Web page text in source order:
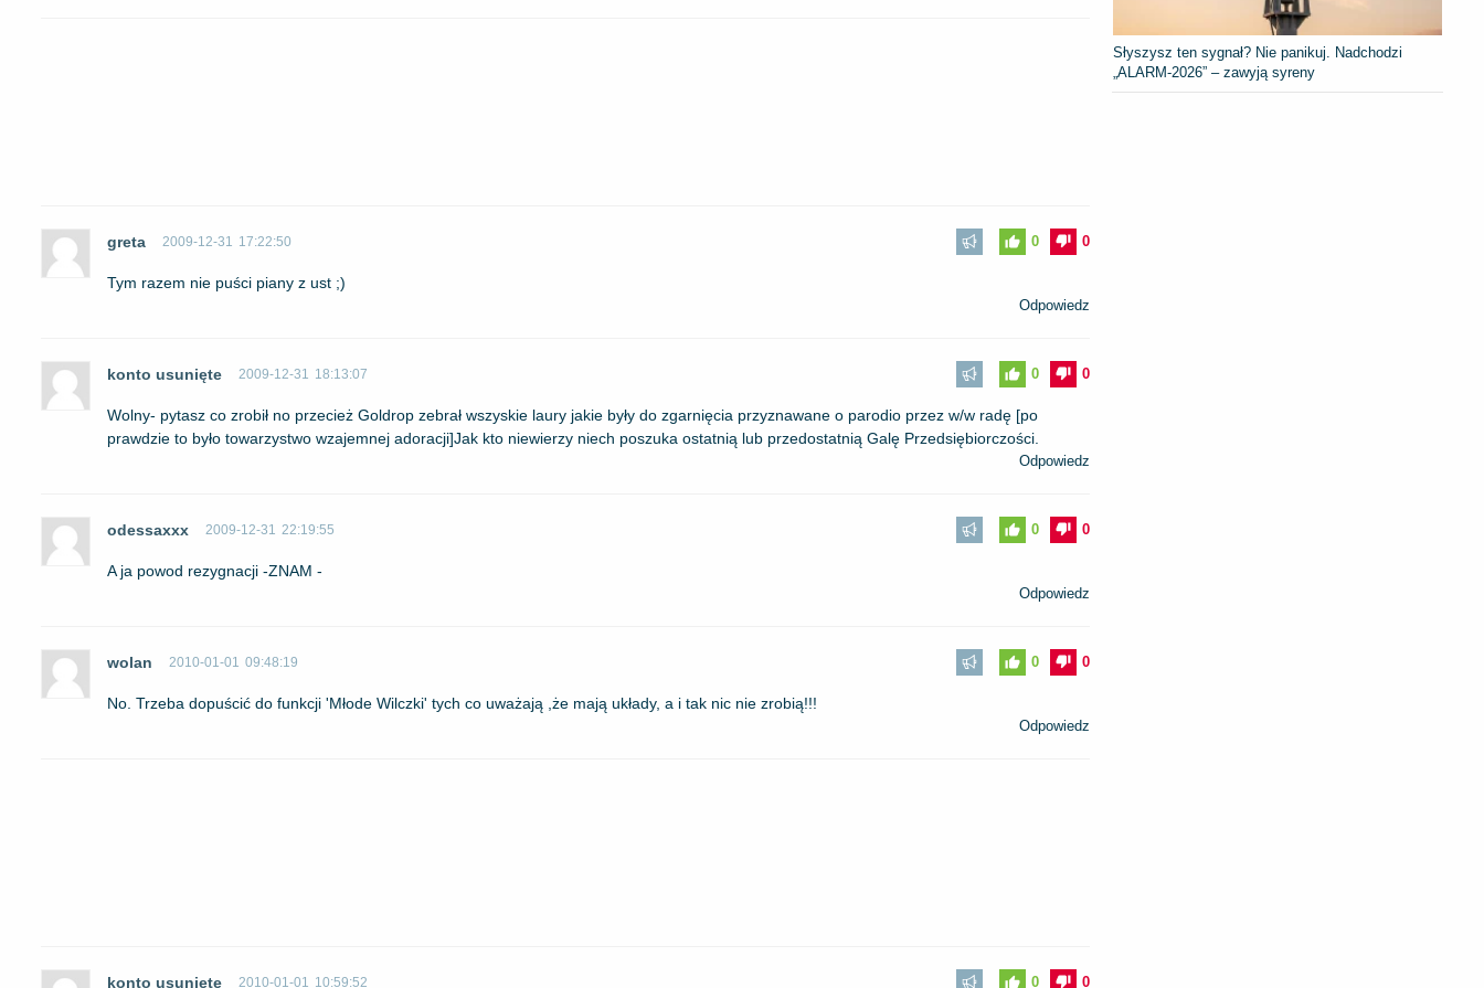
greta 2009-12-31 17:22:50 0
0
Tym razem nie puści piany z ust ;)
Odpowiedz
konto usunięte 2009-12-31 18:13:07 0
0
Wolny- pytasz co zrobił no przecież Goldrop zebrał wszyskie laury jakie były do zgarnięcia przyznawane o parodio przez w/w radę [po
prawdzie to było towarzystwo wzajemnej adoracji]Jak kto niewierzy niech poszuka ostatnią lub przedostatnią Galę Przedsiębiorczości.
Odpowiedz
odessaxxx 2009-12-31 22:19:55 0
0
A ja powod rezygnacji -ZNAM -
Odpowiedz
wolan 2010-01-01 09:48:19 0
0
No. Trzeba dopuścić do funkcji 'Młode Wilczki' tych co uważają ,że mają układy, a i tak nic nie zrobią!!!
Odpowiedz
konto usunięte 2010-01-01 10:59:52 0
0
Słyszysz ten sygnał? Nie panikuj. Nadchodzi
„ALARM-2026” – zawyją syreny